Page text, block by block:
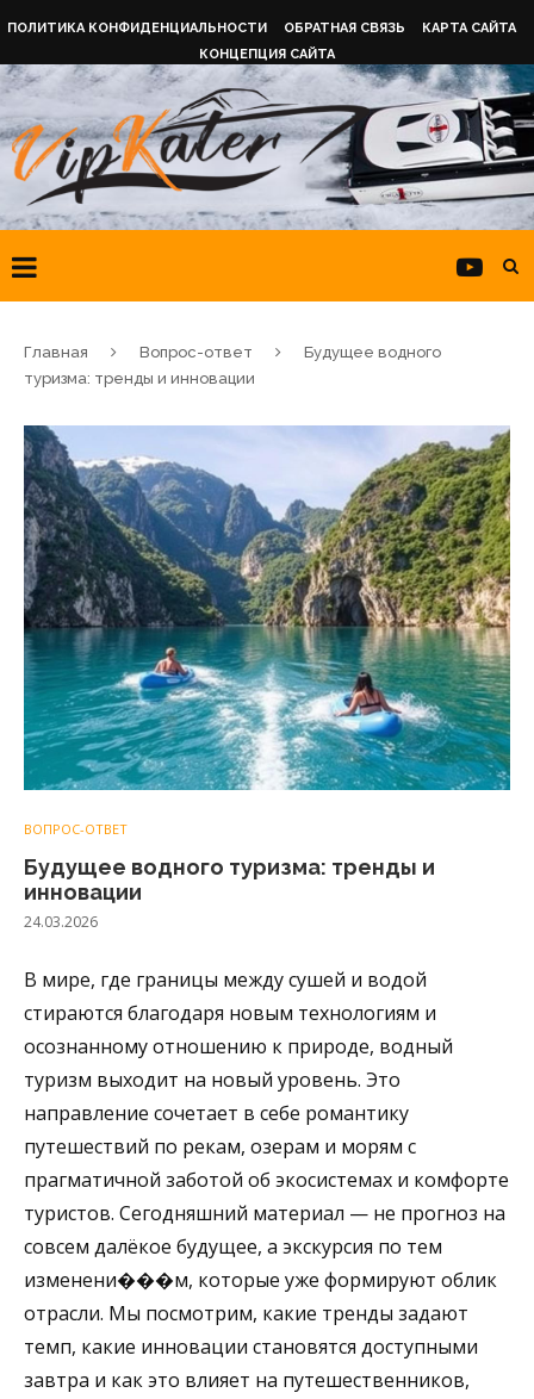
ПОЛИТИКА КОНФИДЕНЦИАЛЬНОСТИ ОБРАТНАЯ СВЯЗЬ
КАРТА САЙТА
КОНЦЕПЦИЯ САЙТА
Главная Вопрос-ответ
Будущее водного
туризма: тренды и инновации
ВОПРОС-ОТВЕТ
Будущее водного туризма: тренды и
инновации
24.03.2026
В мире, где границы между сушей и водой
стираются благодаря новым технологиям и
осознанному отношению к природе, водный
туризм выходит на новый уровень. Это
направление сочетает в себе романтику
путешествий по рекам, озерам и морям с
прагматичной заботой об экосистемах и комфорте
туристов. Сегодняшний материал — не прогноз на
совсем далёкое будущее, а экскурсия по тем
изменени���м, которые уже формируют облик
отрасли. Мы посмотрим, какие тренды задают
темп, какие инновации становятся доступными
завтра и как это влияет на путешественников,